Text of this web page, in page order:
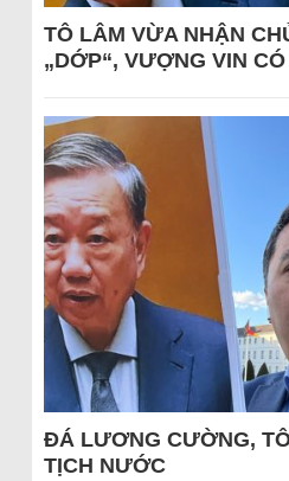
TÔ LÂM VỪA NHẬN
„DỚP“, VƯỢNG VIN
ĐÁ LƯƠNG CƯỜNG,
TỊCH NƯỚC